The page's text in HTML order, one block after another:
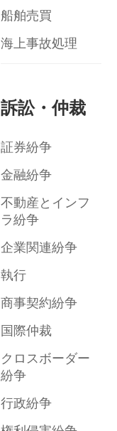
船舶売買
海上事故処理
訴訟・仲裁
証券紛争
金融紛争
不動産とインフ
ラ紛争
企業関連紛争
執行
商事契約紛争
国際仲裁
クロスボーダー
紛争
行政紛争